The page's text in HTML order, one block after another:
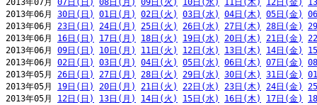
2013年07月 07日(日) 08日(月) 09日(火) 10日(水) 11日(木) 12日(金)
2013年06月 30日(日) 01日(月) 02日(火) 03日(水) 04日(木) 05日(金)
2013年06月 23日(日) 24日(月) 25日(火) 26日(水) 27日(木) 28日(金)
2013年06月 16日(日) 17日(月) 18日(火) 19日(水) 20日(木) 21日(金)
2013年06月 09日(日) 10日(月) 11日(火) 12日(水) 13日(木) 14日(金)
2013年06月 02日(日) 03日(月) 04日(火) 05日(水) 06日(木) 07日(金)
2013年05月 26日(日) 27日(月) 28日(火) 29日(水) 30日(木) 31日(金)
2013年05月 19日(日) 20日(月) 21日(火) 22日(水) 23日(木) 24日(金)
2013年05月 12日(日) 13日(月) 14日(火) 15日(水) 16日(木) 17日(金)